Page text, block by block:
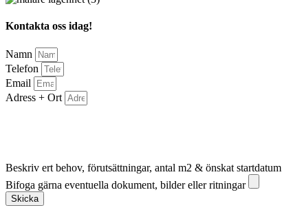
Kontakta oss idag!
Namn
Telefon
Email
Adress + Ort
Beskriv ert behov, förutsättningar, antal m2 & önskat startdatum
Bifoga gärna eventuella dokument, bilder eller ritningar
Skicka